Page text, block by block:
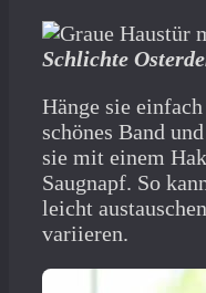
Schlichte
Hänge sie
schönes Band
sie mit einem
Saugnapf. So
leicht
variieren.